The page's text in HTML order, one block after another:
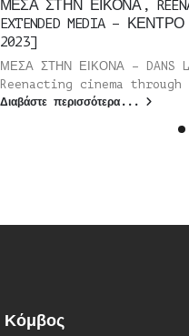
ΜΕΣΑ ΣΤΗΝ ΕΙΚΟΝΑ,
EXTENDED MEDIA –
2023]
ΜΕΣΑ ΣΤΗΝ ΕΙΚΟΝΑ – DANS
Reenacting cinema through
Διαβάστε περισσότερα...
Κόμβος